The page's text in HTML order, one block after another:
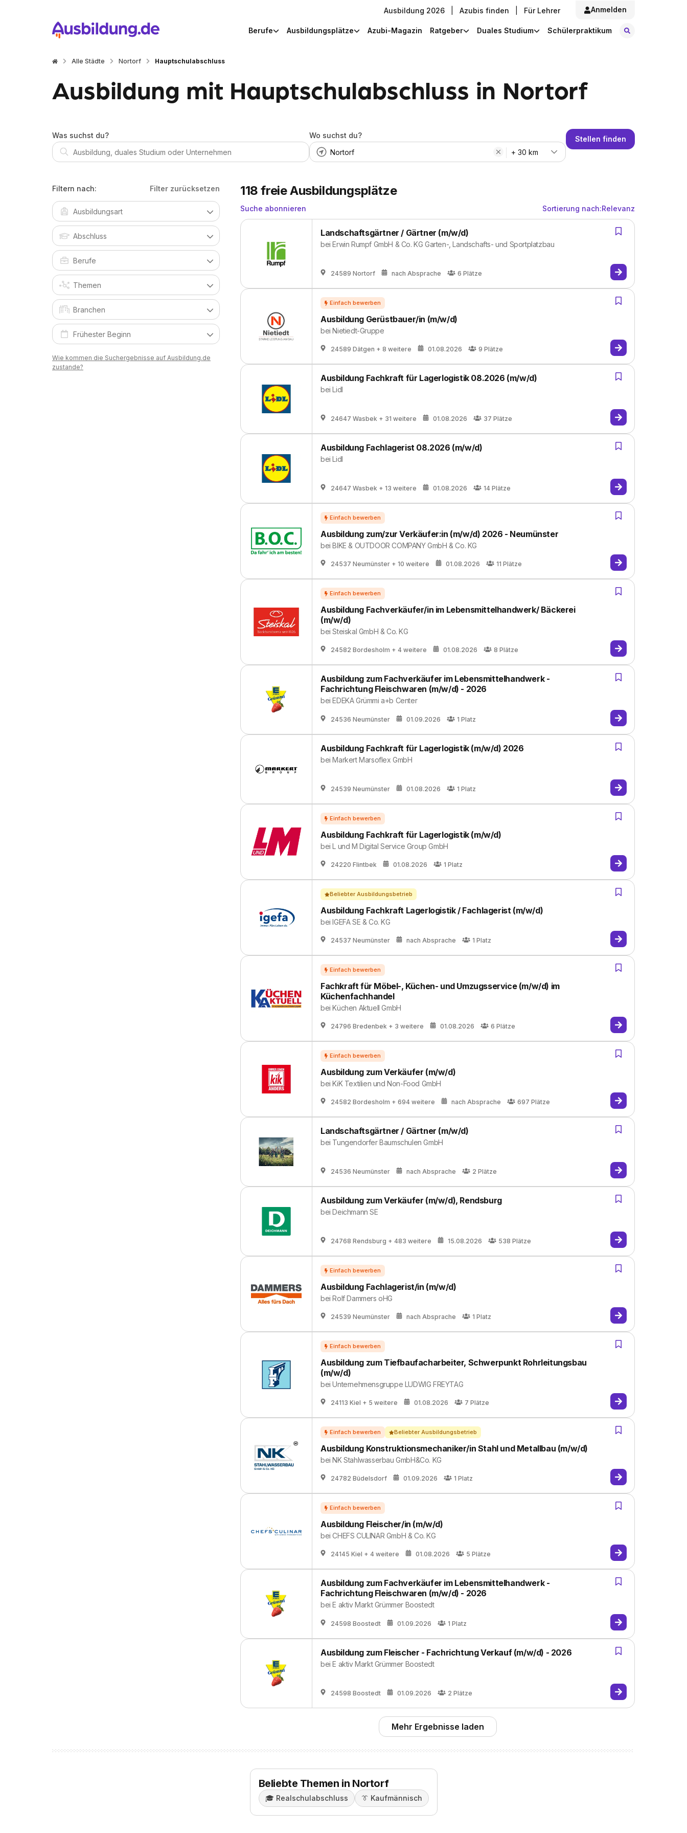
Ausbildung 2026 Azubis finden Für Lehrer Anmelden
Berufe Ausbildungsplätze Azubi-Magazin Ratgeber Duales Studium Schülerpraktikum
Alle Städte Nortorf Hauptschulabschluss
Ausbildung mit Hauptschulabschluss in Nortorf
Was suchst du?
Wo suchst du?
+ 30 km
Stellen finden
Filtern nach: Filter zurücksetzen
Wie kommen die Suchergebnisse auf Ausbildung.de
zustande?
118 freie Ausbildungsplätze
Suche abonnieren Sortierung nach:Relevanz
Landschaftsgärtner / Gärtner (m/w/d)
beiErwin Rumpf GmbH & Co. KG Garten-, Landschafts- und Sportplatzbau
24589 Nortorf nach Absprache 6 Plätze
Ausbildung Gerüstbauer/in (m/w/d)
beiNietiedt-Gruppe
24589 Dätgen + 8 weitere 01.08.2026 9 Plätze
Ausbildung Fachkraft für Lagerlogistik 08.2026 (m/w/d)
beiLidl
24647 Wasbek + 31 weitere 01.08.2026 37 Plätze
Ausbildung Fachlagerist 08.2026 (m/w/d)
beiLidl
24647 Wasbek + 13 weitere 01.08.2026 14 Plätze
Ausbildung zum/zur Verkäufer:in (m/w/d) 2026 - Neumünster
beiBIKE & OUTDOOR COMPANY GmbH & Co. KG
24537 Neumünster + 10 weitere 01.08.2026 11 Plätze
Ausbildung Fachverkäufer/in im Lebensmittelhandwerk/ Bäckerei
(m/w/d)
beiSteiskal GmbH & Co. KG
24582 Bordesholm + 4 weitere 01.08.2026 8 Plätze
Ausbildung zum Fachverkäufer im Lebensmittelhandwerk -
Fachrichtung Fleischwaren (m/w/d) - 2026
beiEDEKA Grümmi a+b Center
24536 Neumünster 01.09.2026 1 Platz
Ausbildung Fachkraft für Lagerlogistik (m/w/d) 2026
beiMarkert Marsoflex GmbH
24539 Neumünster 01.08.2026 1 Platz
Ausbildung Fachkraft für Lagerlogistik (m/w/d)
beiL und M Digital Service Group GmbH
24220 Flintbek 01.08.2026 1 Platz
Ausbildung Fachkraft Lagerlogistik / Fachlagerist (m/w/d)
beiIGEFA SE & Co. KG
24537 Neumünster nach Absprache 1 Platz
Beliebter Ausbildungsbetrieb
Fachkraft für Möbel-, Küchen- und Umzugsservice (m/w/d) im
Küchenfachhandel
beiKüchen Aktuell GmbH
24796 Bredenbek + 3 weitere 01.08.2026 6 Plätze
Ausbildung zum Verkäufer (m/w/d)
beiKiK Textilien und Non-Food GmbH
24582 Bordesholm + 694 weitere nach Absprache 697 Plätze
Landschaftsgärtner / Gärtner (m/w/d)
bei Tungendorfer Baumschulen GmbH
24536 Neumünster nach Absprache 2 Plätze
Ausbildung zum Verkäufer (m/w/d), Rendsburg
beiDeichmann SE
24768 Rendsburg + 483 weitere 15.08.2026 538 Plätze
Ausbildung Fachlagerist/in (m/w/d)
beiRolf Dammers oHG
24539 Neumünster nach Absprache 1 Platz
Ausbildung zum Tiefbaufacharbeiter, Schwerpunkt Rohrleitungsbau
(m/w/d)
beiUnternehmensgruppe LUDWIG FREYTAG
24113 Kiel + 5 weitere 01.08.2026 7 Plätze
Ausbildung Konstruktionsmechaniker/in Stahl und Metallbau (m/w/d)
beiNK Stahlwasserbau GmbH&Co. KG
24782 Büdelsdorf 01.09.2026 1 Platz
Beliebter Ausbildungsbetrieb
Ausbildung Fleischer/in (m/w/d)
beiCHEFS CULINAR GmbH & Co. KG
24145 Kiel + 4 weitere 01.08.2026 5 Plätze
Ausbildung zum Fachverkäufer im Lebensmittelhandwerk -
Fachrichtung Fleischwaren (m/w/d) - 2026
beiE aktiv Markt Grümmer Boostedt
24598 Boostedt 01.09.2026 1 Platz
Ausbildung zum Fleischer - Fachrichtung Verkauf (m/w/d) - 2026
beiE aktiv Markt Grümmer Boostedt
24598 Boostedt 01.09.2026 2 Plätze
Mehr Ergebnisse laden
Beliebte Themen in Nortorf
🎓️ Realschulabschluss 👔 Kaufmännisch